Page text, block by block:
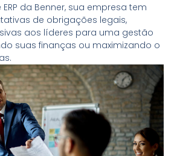
da Benner, sua empresa tem
de obrigações legais,
aos líderes para uma gestão
suas finanças ou maximizando o